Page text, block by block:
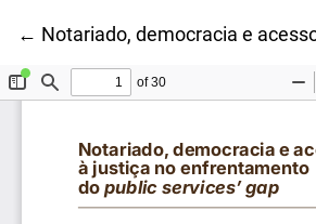
← Voltar aos Detalhes do Artigo
Notariado, democracia e